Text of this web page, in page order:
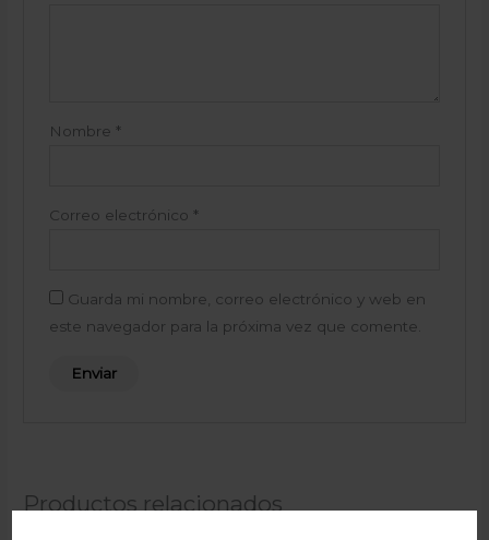
Nombre *
Correo electrónico *
Guarda mi nombre, correo electrónico y web en
este navegador para la próxima vez que comente.
Productos relacionados